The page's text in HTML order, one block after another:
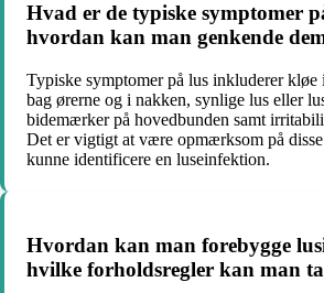
Hvad er de typiske symptomer
hvordan kan man genkende
Typiske symptomer på lus inkluderer
bag ørerne og i nakken, synlige lus eller
bidemærker på hovedbunden samt
Det er vigtigt at være opmærksom på
kunne identificere en luseinfektion.
Hvordan kan man forebygge
hvilke forholdsregler kan man